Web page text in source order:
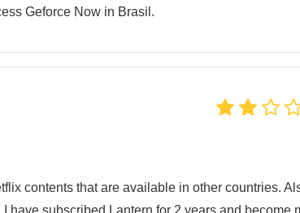
Geforce Now in Brasil.
contents that are available in other countries.
have subscribed Lantern for 2 years and become